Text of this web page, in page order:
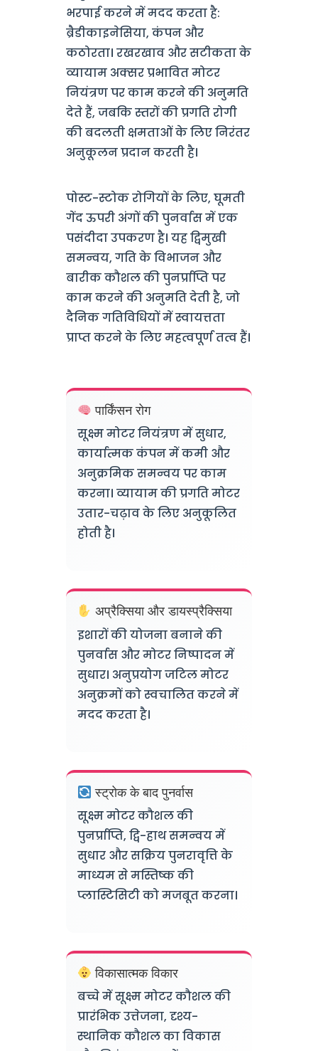
भरपाई करने में मदद करता है:
ब्रैडीकाइनेसिया, कंपन और
कठोरता। रखरखाव और सटीकता के
व्यायाम अक्सर प्रभावित मोटर
नियंत्रण पर काम करने की अनुमति
देते हैं, जबकि स्तरों की प्रगति रोगी
की बदलती क्षमताओं के लिए निरंतर
अनुकूलन प्रदान करती है।
पोस्ट-स्टोक रोगियों के लिए, घूमती
गेंद ऊपरी अंगों की पुनर्वास में एक
पसंदीदा उपकरण है। यह द्विमुखी
समन्वय, गति के विभाजन और
बारीक कौशल की पुनर्प्राप्ति पर
काम करने की अनुमति देती है, जो
दैनिक गतिविधियों में स्वायत्तता
प्राप्त करने के लिए महत्वपूर्ण तत्व हैं।
पार्किंसन रोग
सूक्ष्म मोटर नियंत्रण में सुधार,
कार्यात्मक कंपन में कमी और
अनुक्रमिक समन्वय पर काम
करना। व्यायाम की प्रगति मोटर
उतार-चढ़ाव के लिए अनुकूलित
होती है।
अप्रैक्सिया और डायस्प्रैक्सिया
इशारों की योजना बनाने की
पुनर्वास और मोटर निष्पादन में
सुधार। अनुप्रयोग जटिल मोटर
अनुक्रमों को स्वचालित करने में
मदद करता है।
स्ट्रोक के बाद पुनर्वास
सूक्ष्म मोटर कौशल की
पुनर्प्राप्ति, द्वि-हाथ समन्वय में
सुधार और सक्रिय पुनरावृत्ति के
माध्यम से मस्तिष्क की
प्लास्टिसिटी को मजबूत करना।
विकासात्मक विकार
बच्चे में सूक्ष्म मोटर कौशल की
प्रारंभिक उत्तेजना, दृश्य-
स्थानिक कौशल का विकास